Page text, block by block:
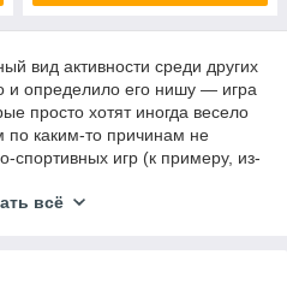
вид активности среди других
и определило его нишу — игра
просто хотят иногда весело
по каким-то причинам не
спортивных игр (к примеру, из-
и пульки, которые почти
при этом в худшем случае на
всё